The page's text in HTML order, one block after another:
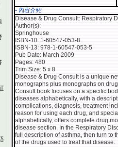
- 內容介紹
Disease & Drug Consult: Respiratory
Author(s):
Springhouse
ISBN-10: 1-60547-053-8
ISBN-13: 978-1-60547-053-5
Pub Date: March 2009
Pages: 480
Trim Size: 5 x 8
Disease & Drug Consult is a unique
monographs plus monographs on
Consult book focuses on a specific
diseases alphabetically, with a
complications, diagnosis, treatment
reason for using each drug, and
alphabetically, offers complete drug
disease section. In the Respiratory
full description of asthma, then turn to
of the drugs used to treat that disease.